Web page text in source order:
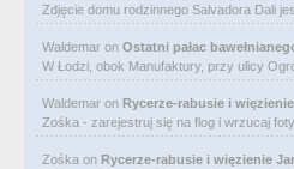
Zdjęcie domu rodzinnego Salvadora Dali
Waldemar on Ostatni pałac
W Łodzi, obok Manufaktury, przy ulicy
Waldemar on Rycerze-rabusie i
Zośka - zarejestruj się na flog i wrzucaj
Zośka on Rycerze-rabusie i więzienie